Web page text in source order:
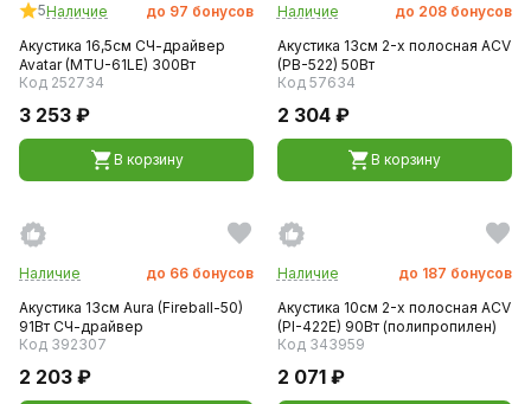
5Наличие до 97 бонусов
Акустика 16,5см СЧ-драйвер
Avatar (MTU-61LE) 300Вт
Код 252734
3 253 ₽
В корзину
Наличие до 208 бонусов
Акустика 13см 2-х полосная ACV
(PB-522) 50Вт
Код 57634
2 304 ₽
В корзину
Наличие до 66 бонусов
Акустика 13см Aura (Fireball-50)
91Вт CЧ-драйвер
Код 392307
2 203 ₽
Наличие до 187 бонусов
Акустика 10см 2-х полосная ACV
(PI-422E) 90Вт (полипропилен)
Код 343959
2 071 ₽